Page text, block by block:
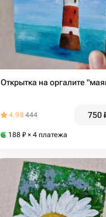
Открытка на оргалите
4.98444 750
188 ₽ × 4 платежа